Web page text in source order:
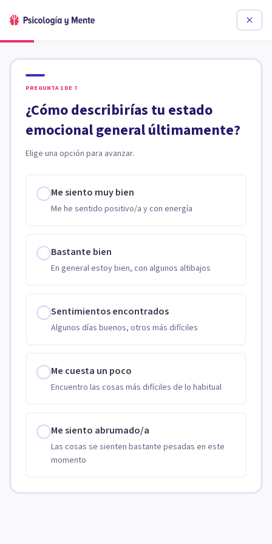
PREGUNTA 1 DE 7
¿Cómo describirías tu estado
emocional general últimamente?
Elige una opción para avanzar.
Me siento muy bien
Me he sentido positivo/a y con energía
Bastante bien
En general estoy bien, con algunos altibajos
Sentimientos encontrados
Algunos días buenos, otros más difíciles
Me cuesta un poco
Encuentro las cosas más difíciles de lo habitual
Me siento abrumado/a
Las cosas se sienten bastante pesadas en este
momento